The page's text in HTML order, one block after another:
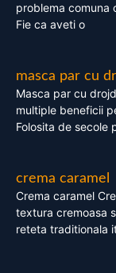
problema comuna
Fie ca aveti o
masca par cu
Masca par cu
multiple beneficii
Folosita de secole
crema caramel
Crema caramel
textura cremoasa
reteta traditionala